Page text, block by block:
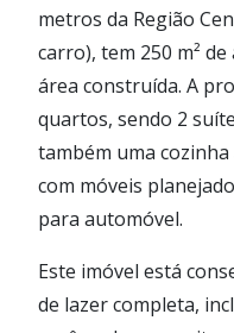
metros da Região
carro), tem 250 m²
área construída. A
quartos, sendo 2
também uma
com móveis
para automóvel.
Este imóvel está
de lazer completa,